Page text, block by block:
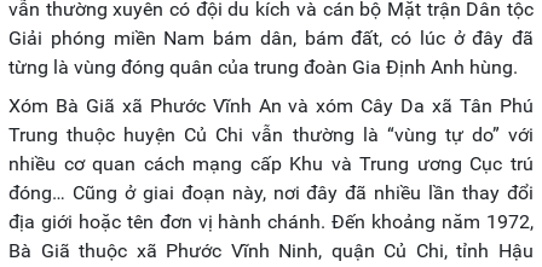
vẫn thường xuyên có đội du kích và cán bộ Mặt trận Dân tộc
Giải phóng miền Nam bám dân, bám đất, có lúc ở đây đã
từng là vùng đóng quân của trung đoàn Gia Định Anh hùng.
Xóm Bà Giã xã Phước Vĩnh An và xóm Cây Da xã Tân Phú
Trung thuộc huyện Củ Chi vẫn thường là “vùng tự do” với
nhiều cơ quan cách mạng cấp Khu và Trung ương Cục trú
đóng… Cũng ở giai đoạn này, nơi đây đã nhiều lần thay đổi
địa giới hoặc tên đơn vị hành chánh. Đến khoảng năm 1972,
Bà Giã thuộc xã Phước Vĩnh Ninh, quận Củ Chi, tỉnh Hậu